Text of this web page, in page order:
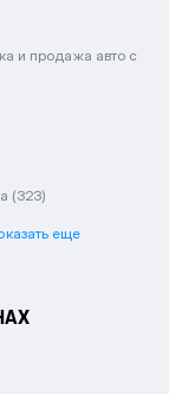
и продажа авто с
(323)
еще